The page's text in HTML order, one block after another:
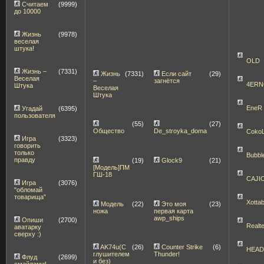
Считаем
до 10000
(9999)
Жизнь
веселая
штука!
(9978)
Жизнь –
Веселая
Штука
(7331)
Угадай
пользователя
(6395)
Игра
говорить
только
правду
(3323)
Игра
"обломай
товарища"
(3076)
Опиши
аватарку
сверху :)
(2700)
Флуд
(2699)
Жизнь
–
Веселая
Штука
(7331)
Если сайт
загнётся
(29)
Общество
(55)
De_stroyka_doma
(27)
[Модель]ПМ
ГШ-18
(19) Glock9 (21)
Модель
ножа
(22)
Это моя
первая карта
awp_ships
(23)
AK74u(С
глушителем
и без)
(26)
Counter Strike
Thunder!
(6)
OLD
EneR